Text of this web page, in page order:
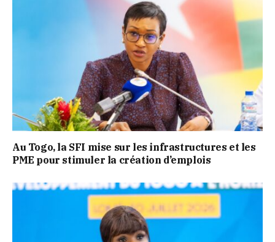
Au Togo, la SFI mise sur les infrastructures et les
PME pour stimuler la création d’emplois